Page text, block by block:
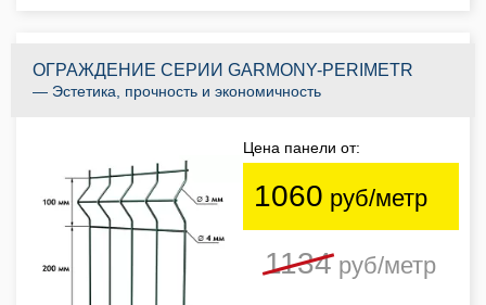
ОГРАЖДЕНИЕ СЕРИИ GARMONY-PERIMETR
— Эстетика, прочность и экономичность
Цена панели от:
1060 руб/метр
1134руб/метр